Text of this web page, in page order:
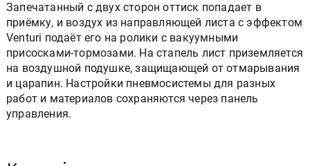
Запечатанный с двух сторон оттиск попадает в
приёмку, и воздух из направляющей листа с эффектом
Venturi подаёт его на ролики с вакуумными
присосками-тормозами. На стапель лист приземляется
на воздушной подушке, защищающей от отмарывания
и царапин. Настройки пневмосистемы для разных
работ и материалов сохраняются через панель
управления.